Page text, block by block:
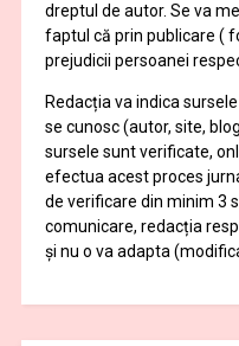
dreptul de autor. Se va
faptul că prin publicare (
prejudicii persoanei
Redacția va indica
se cunosc (autor, site,
sursele sunt verificate,
efectua acest proces
de verificare din minim 3
comunicare, redacția
și nu o va adapta